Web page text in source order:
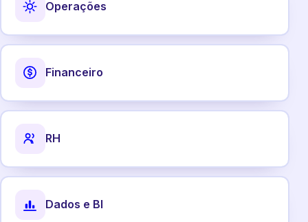
Operações
Financeiro
RH
Dados e BI